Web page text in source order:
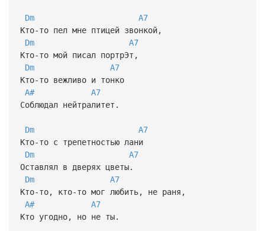
Dm
A7
Кто-то пел мне птицей звонкой,
Dm
A7
Кто-то мой писал портрЭт,
Dm
A7
Кто-то вежливо и тонко
A#
A7
Соблюдал нейтралитет.
Dm
A7
Кто-то с трепетностью лани
Dm
A7
Оставлял в дверях цветы.
Dm
A7
Кто-то, кто-то мог любить, не раня,
A#
A7
Кто угодно, но не ты.